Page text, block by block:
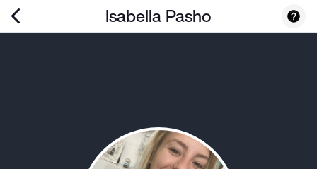
Isabella Pasho